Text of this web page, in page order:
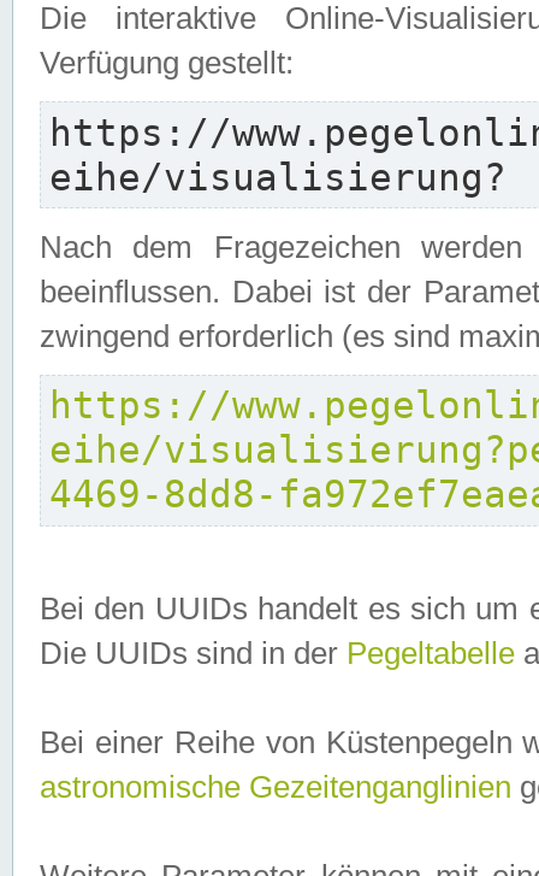
Die interaktive Online-
Verfügung gestellt:
https://
eihe/visualisierung?
Nach dem Fragezeichen
beeinflussen. Dabei ist der
zwingend erforderlich (es sind
https://
eihe/
4469-8dd8-
Bei den UUIDs handelt es sich um
Die UUIDs sind in der Pegeltabelle
Bei einer Reihe von Küstenpegeln
astronomische Gezeitenganglinien